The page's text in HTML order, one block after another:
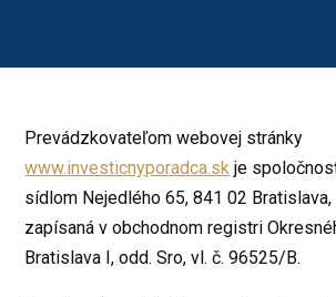
Prevádzkovateľom webovej stránky
www.investicnyporadca.sk je
sídlom Nejedlého 65, 841 02 Bratislava,
zapísaná v obchodnom registri
Bratislava I, odd. Sro, vl. č. 96525/B.